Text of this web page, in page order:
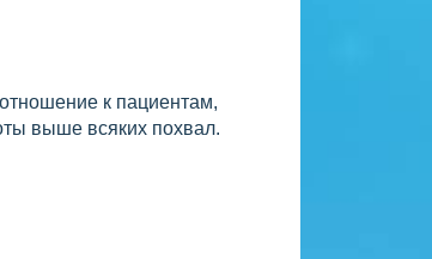
к пациентам,
выше всяких похвал.